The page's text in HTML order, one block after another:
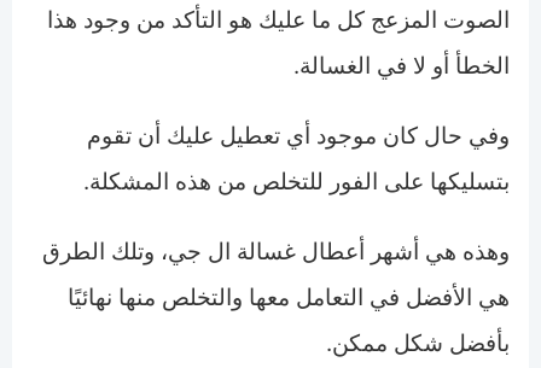
الصوت المزعج كل ما عليك هو التأكد من وجود هذا
الخطأ أو لا في الغسالة.
وفي حال كان موجود أي تعطيل عليك أن تقوم
بتسليكها على الفور للتخلص من هذه المشكلة.
وهذه هي أشهر أعطال غسالة ال جي، وتلك الطرق
هي الأفضل في التعامل معها والتخلص منها نهائيًا
بأفضل شكل ممكن.